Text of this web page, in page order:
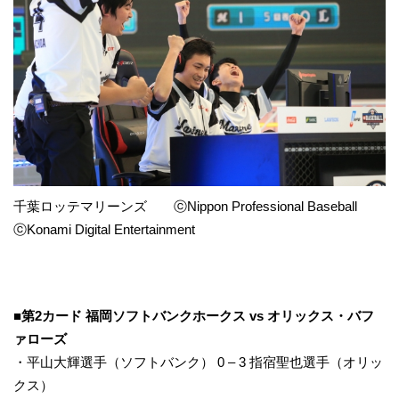
千葉ロッテマリーンズ ⓒNippon Professional Baseball
ⓒKonami Digital Entertainment
■第2カード 福岡ソフトバンクホークス vs オリックス・バフ
ァローズ
・平山大輝選手（ソフトバンク） 0 – 3 指宿聖也選手（オリッ
クス）